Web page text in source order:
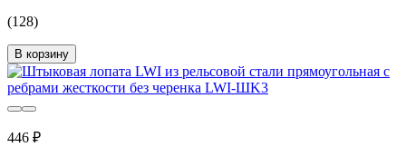
(128)
В корзину
446 ₽